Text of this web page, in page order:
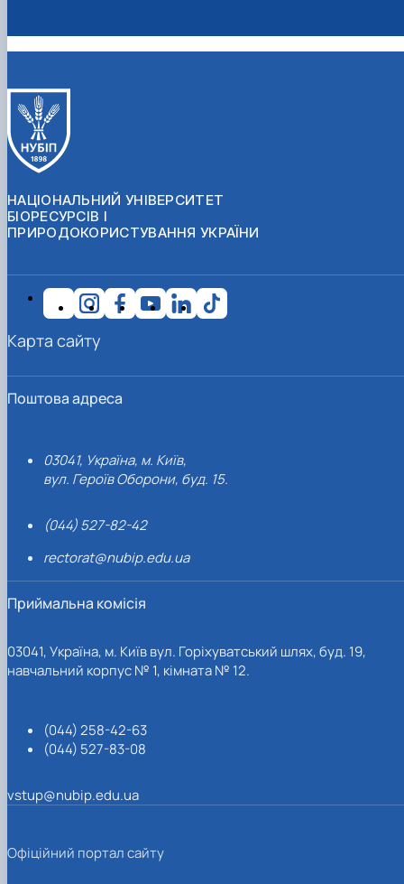
НАЦІОНАЛЬНИЙ УНІВЕРСИТЕТ
БІОРЕСУРСІВ І
ПРИРОДОКОРИСТУВАННЯ УКРАЇНИ
Поштова адреса
03041, Україна, м. Київ,
вул. Героїв Оборони, буд. 15.
(044) 527-82-42
rectorat@nubip.edu.ua
Приймальна комісія
03041, Україна, м. Київ вул. Горіхуватський шлях, буд. 19,
навчальний корпус № 1, кімната № 12.
(044) 258-42-63
(044) 527-83-08
vstup@nubip.edu.ua
Карта сайту
Офіційний портал сайту